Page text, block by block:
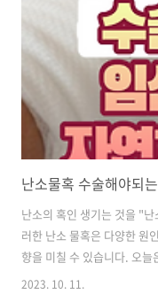
(착상통) 임신 초기에 수정
는 미세한 통증을 유발합니
지지만 지속 시간..
난소물혹 수술해야되
난소의 혹인 생기는 것을 "
러한 난소 물혹은 다양한 원
향을 미칠 수 있습니다. 오
임신의 영향, 자연 치유 방법
2023. 10. 11.